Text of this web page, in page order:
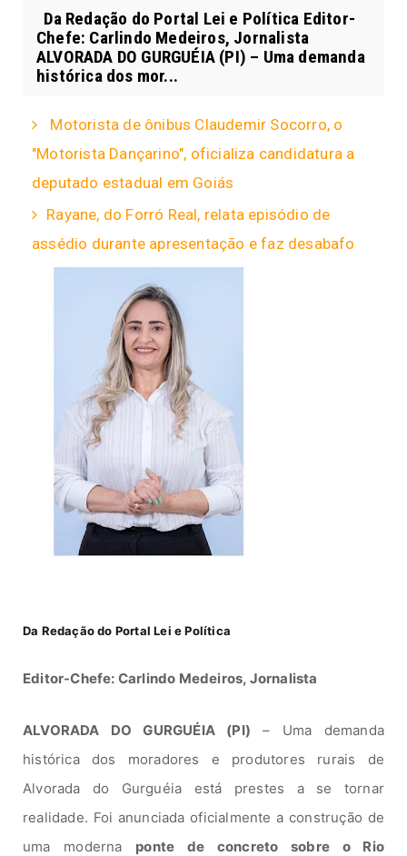
Da Redação do Portal Lei e Política Editor-
Chefe: Carlindo Medeiros, Jornalista
ALVORADA DO GURGUÉIA (PI) – Uma demanda
histórica dos mor...
Motorista de ônibus Claudemir Socorro, o
"Motorista Dançarino", oficializa candidatura a
deputado estadual em Goiás
Rayane, do Forró Real, relata episódio de
assédio durante apresentação e faz desabafo
Da Redação do Portal Lei e Política
Editor-Chefe: Carlindo Medeiros, Jornalista
ALVORADA DO GURGUÉIA (PI) – Uma demanda
histórica dos moradores e produtores rurais de
Alvorada do Gurguéia está prestes a se tornar
realidade. Foi anunciada oficialmente a construção de
uma moderna ponte de concreto sobre o Rio